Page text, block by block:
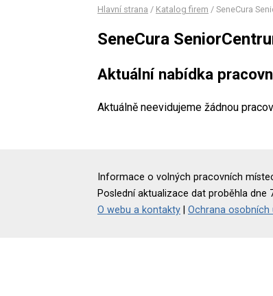
Hlavní strana / Katalog firem / SeneCura
SeneCura
Aktuální nabídka
Aktuálně neevidujeme žádnou
Informace o volných pracovních
Poslední aktualizace dat proběhla dne
O webu a kontakty
Ochrana osobních